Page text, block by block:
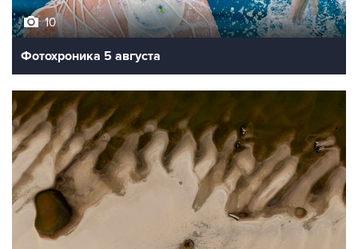
10
Фотохроника 5 августа